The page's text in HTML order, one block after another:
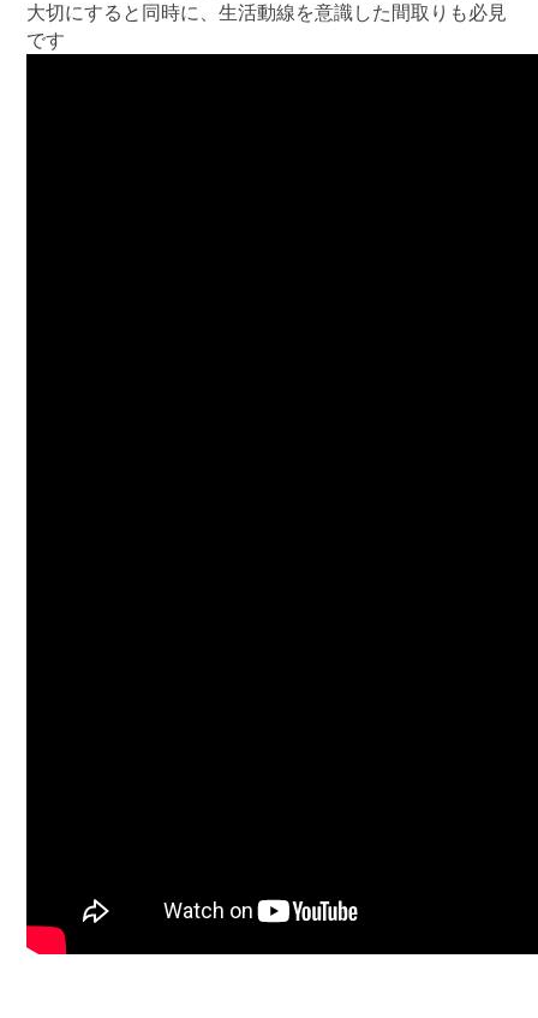
大切にすると同時に、生活動線を意識した間取りも必見
です